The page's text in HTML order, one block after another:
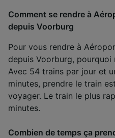
Comment se rendre à
depuis Voorburg
Pour vous rendre à
depuis Voorburg, pourquoi
Avec 54 trains par jour et
minutes, prendre le train
voyager. Le train le plus
minutes.
Combien de temps ça